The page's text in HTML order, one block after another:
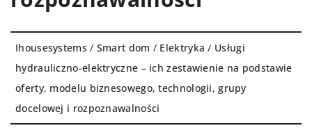
Ihousesystems / Smart dom / Elektryka / Usługi
hydrauliczno-elektryczne – ich zestawienie na podstawie
oferty, modelu biznesowego, technologii, grupy
docelowej i rozpoznawalności